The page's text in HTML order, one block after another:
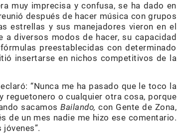
muy imprecisa y confusa, se ha dado en
después de hacer música con grupos
estrellas y sus manejadores vieron en el
diversos modos de hacer, su capacidad
preestablecidas con determinado
insertarse en nichos competitivos de la
“Nunca me ha pasado que le toco la
reguetonero o cualquier otra cosa, porque
sacamos Bailando, con Gente de Zona,
de un mes nadie me hizo ese comentario.